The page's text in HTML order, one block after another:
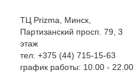
ТЦ Prizma, Минск,
Партизанский просп. 79, 3
этаж
тел: +375 (44) 715-15-63
график работы: 10.00 - 22.00